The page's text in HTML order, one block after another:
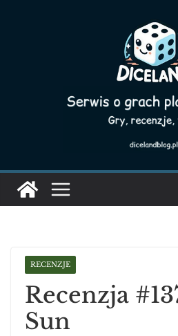
RECENZJE
Recenzja
Sun